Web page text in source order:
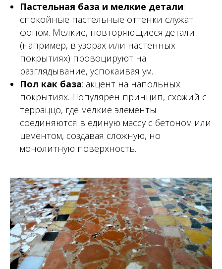
Пастельная база и мелкие детали:
спокойные пастельные оттенки служат
фоном. Мелкие, повторяющиеся детали
(например, в узорах или настенных
покрытиях) провоцируют на
разглядывание, успокаивая ум.
Пол как база: акцент на напольных
покрытиях. Популярен принцип, схожий с
терраццо, где мелкие элементы
соединяются в единую массу с бетоном или
цементом, создавая сложную, но
монолитную поверхность.